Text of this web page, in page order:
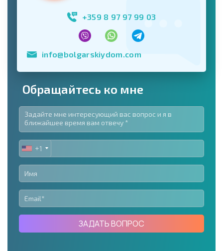
+359 8 97 97 99 03
info@bolgarskiydom.com
Обращайтесь ко мне
UNITED
STATES
+1
+1
ЗАДАТЬ ВОПРОС